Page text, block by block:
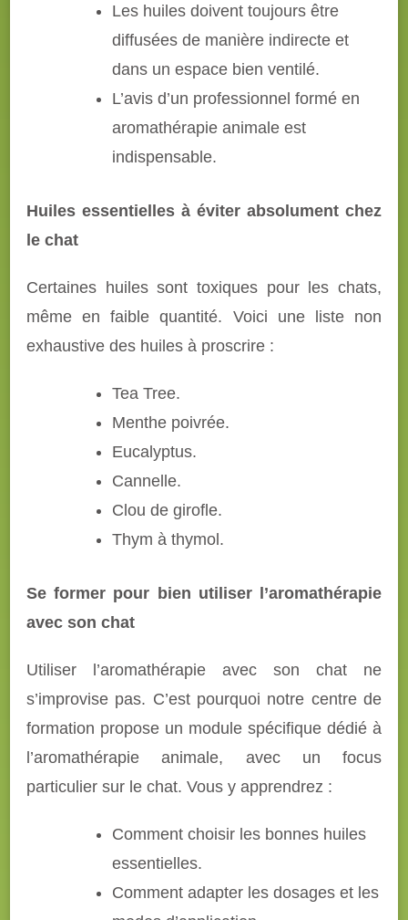
Les huiles doivent toujours être
diffusées de manière indirecte et
dans un espace bien ventilé.
L’avis d’un professionnel formé en
aromathérapie animale est
indispensable.
Huiles essentielles à éviter absolument chez
le chat
Certaines huiles sont toxiques pour les chats,
même en faible quantité. Voici une liste non
exhaustive des huiles à proscrire :
Tea Tree.
Menthe poivrée.
Eucalyptus.
Cannelle.
Clou de girofle.
Thym à thymol.
Se former pour bien utiliser l’aromathérapie
avec son chat
Utiliser l’aromathérapie avec son chat ne
s’improvise pas. C’est pourquoi notre centre de
formation propose un module spécifique dédié à
l’aromathérapie animale, avec un focus
particulier sur le chat. Vous y apprendrez :
Comment choisir les bonnes huiles
essentielles.
Comment adapter les dosages et les